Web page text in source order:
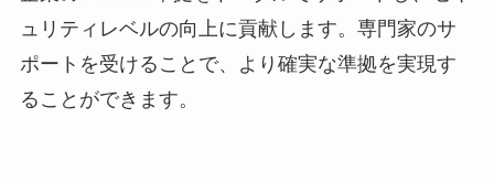
ュリティレベルの向上に貢献します。専門家のサ
ポートを受けることで、より確実な準拠を実現す
ることができます。